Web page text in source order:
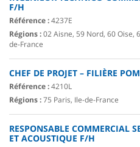
F/H
Référence :4237E
Régions :02 Aisne, 59 Nord, 60 Oise,
de-France
CHEF DE PROJET – FILIÈRE
Référence :4210L
Régions :75 Paris, Ile-de-France
RESPONSABLE COMMERCIAL
ET ACOUSTIQUE F/H